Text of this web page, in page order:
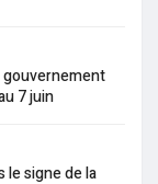
gouvernement
7 juin
le signe de la